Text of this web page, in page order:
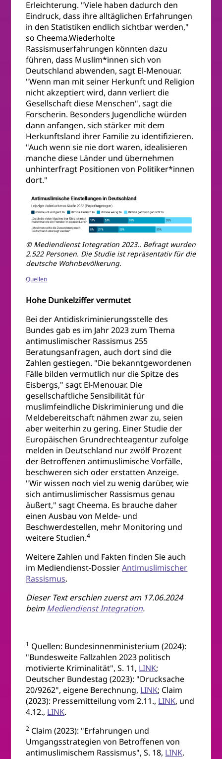
Erleichterung. "Viele haben dadurch den
Eindruck, dass ihre alltäglichen Erfahrungen
in den Statistiken endlich sichtbar werden,"
so Cheema.Wiederholte
Rassismuserfahrungen könnten dazu
führen, dass Muslim*innen sich von
Deutschland abwenden, sagt El-Menouar.
"Wenn man mit seiner Herkunft und Religion
nicht akzeptiert wird, dann verliert die
Gesellschaft diese Menschen", sagt die
Forscherin. Besonders Jugendliche würden
dann anfangen, sich stärker mit dem
Herkunftsland ihrer Familie zu identifizieren.
"Auch wenn sie nie dort waren, idealisieren
manche diese Länder und übernehmen
unhinterfragt Positionen von Politiker*innen
dort."
© Mediendienst Integration 2023.. Befragt wurden
2.522 Personen. Die Studie ist repräsentativ für die
deutsche Wohnbevölkerung.
Quellen
Hohe Dunkelziffer vermutet
Bei der Antidiskriminierungsstelle des
Bundes gab es im Jahr 2023 zum Thema
antimuslimischer Rassismus 255
Beratungsanfragen, auch dort sind die
Zahlen gestiegen. "Die bekanntgewordenen
Fälle bilden vermutlich nur die Spitze des
Eisbergs," sagt El-Menouar. Die
gesellschaftliche Sensibilität für
muslimfeindliche Diskriminierung und die
Meldebereitschaft nähmen zwar zu, seien
aber weiterhin zu gering. Einer Studie der
Europäischen Grundrechteagentur zufolge
melden in Deutschland nur zwölf Prozent
der Betroffenen antimuslimische Vorfälle,
beschweren sich oder erstatten Anzeige.
"Wir wissen noch viel zu wenig darüber, wie
sich antimuslimischer Rassismus genau
äußert," sagt Cheema. Es brauche daher
einen Ausbau von Melde- und
Beschwerdestellen, mehr Monitoring und
weitere Studien.4
Weitere Zahlen und Fakten finden Sie auch
im Mediendienst-DossierAntimuslimischer
Rassismus.
Dieser Text erschien zuerst am 17.06.2024
beimMediendienst Integration.
1 Quellen: Bundesinnenministerium (2024):
"Bundesweite Fallzahlen 2023 politisch
motivierte Kriminalität", S. 11, LINK;
Deutscher Bundestag (2023): "Drucksache
20/9262", eigene Berechnung, LINK; Claim
(2023): Pressemitteilung vom 2.11., LINK, und
4.12., LINK.
2 Claim (2023): "Erfahrungen und
Umgangsstrategien von Betroffenen von
antimuslimischem Rassismus", S. 18, LINK.